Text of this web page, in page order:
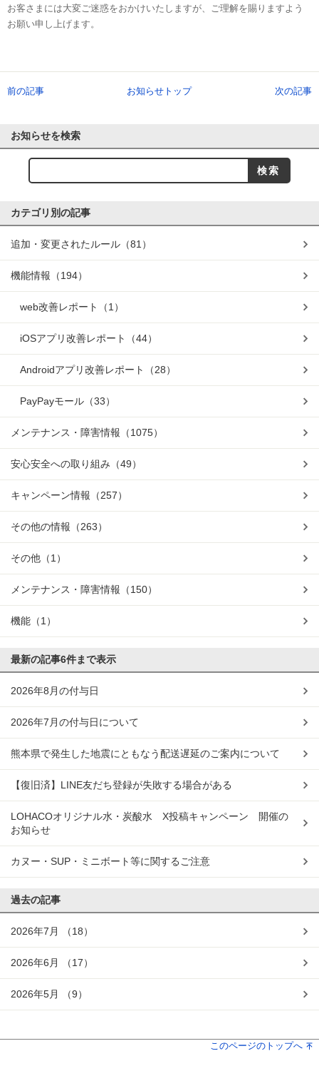
お客さまには大変ご迷惑をおかけいたしますが、ご理解を賜りますよう
お願い申し上げます。
前の記事 お知らせトップ 次の記事
お知らせを検索
カテゴリ別の記事
追加・変更されたルール （81）
機能情報 （194）
web改善レポート （1）
iOSアプリ改善レポート （44）
Androidアプリ改善レポート （28）
PayPayモール （33）
メンテナンス・障害情報 （1075）
安心安全への取り組み （49）
キャンペーン情報 （257）
その他の情報 （263）
その他 （1）
メンテナンス・障害情報 （150）
機能 （1）
最新の記事6件まで表示
2026年8月の付与日
2026年7月の付与日について
熊本県で発生した地震にともなう配送遅延のご案内について
【復旧済】LINE友だち登録が失敗する場合がある
LOHACOオリジナル水・炭酸水 X投稿キャンペーン 開催の
お知らせ
カヌー・SUP・ミニボート等に関するご注意
過去の記事
2026年7月 （18）
2026年6月 （17）
2026年5月 （9）
このページのトップへ